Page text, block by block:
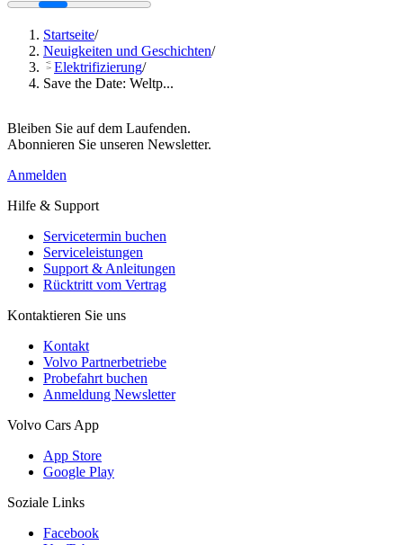
Startseite/
Neuigkeiten und Geschichten/
Elektrifizierung/
Save the Date: Weltp...